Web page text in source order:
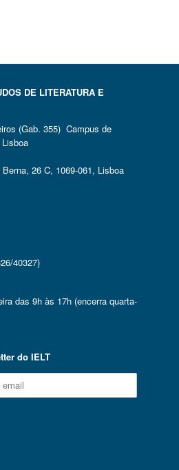
DE LITERATURA E
(Gab. 355) Campus de
26 C, 1069-061, Lisboa
40327)
das 9h às 17h (encerra quarta-
do IELT